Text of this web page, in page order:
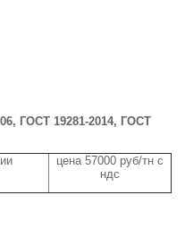
ГОСТ 19281-2014, ГОСТ
цена 57000 руб/тн с
ндс